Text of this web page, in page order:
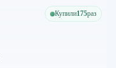
Купили175раз